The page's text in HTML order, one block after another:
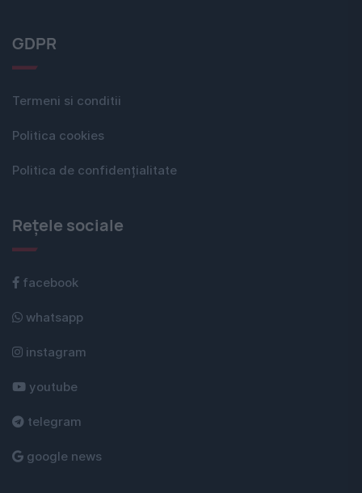
GDPR
Termeni si conditii
Politica cookies
Politica de confidențialitate
Rețele sociale
facebook
whatsapp
instagram
youtube
telegram
google news